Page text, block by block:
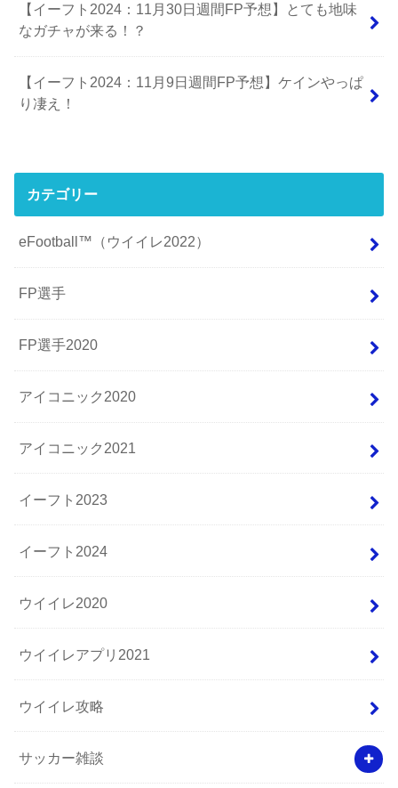
【イーフト2024：11月30日週間FP予想】とても地味
なガチャが来る！？
【イーフト2024：11月9日週間FP予想】ケインやっぱ
り凄え！
カテゴリー
eFootball™（ウイイレ2022）
FP選手
FP選手2020
アイコニック2020
アイコニック2021
イーフト2023
イーフト2024
ウイイレ2020
ウイイレアプリ2021
ウイイレ攻略
サッカー雑談